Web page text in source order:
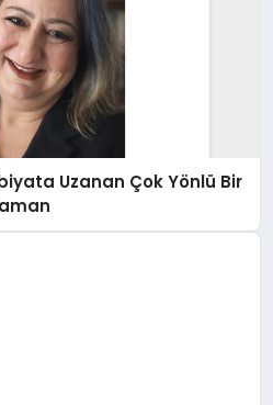
Uzanan Çok Yönlü Bir